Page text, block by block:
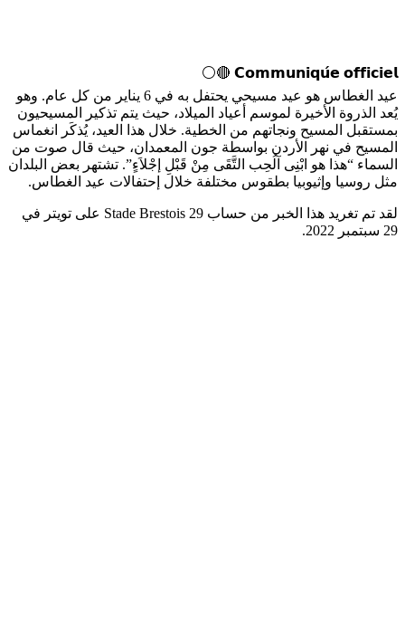
𝗖𝗼𝗺𝗺𝘂𝗻𝗶𝗾𝘂𝗲́ 𝗼𝗳𝗳𝗶𝗰𝗶𝗲𝗹 🔴⚪
عيد الغطاس هو عيد مسيحي يحتفل به في 6 يناير من كل عام. وهو
يُعد الذروة الأخيرة لموسم أعياد الميلاد، حيث يتم تذكير المسيحيون
بمستقبل المسيح ونجاتهم من الخطية. خلال هذا العيد، يُذكَر انغماس
المسيح في نهر الأردن بواسطة جون المعمدان، حيث قال صوت من
السماء “هذا هو ابْنِى آلُحِب التَّقَى مِنْ قَبْلِ إجْلاَءٍ”. تشتهر بعض البلدان
مثل روسيا وإثيوبيا بطقوس مختلفة خلال إحتفالات عيد الغطاس.
لقد تم تغريد هذا الخبر من حساب Stade Brestois 29 على تويتر في
29 سبتمبر 2022.